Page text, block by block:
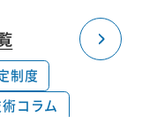
制度
コラム